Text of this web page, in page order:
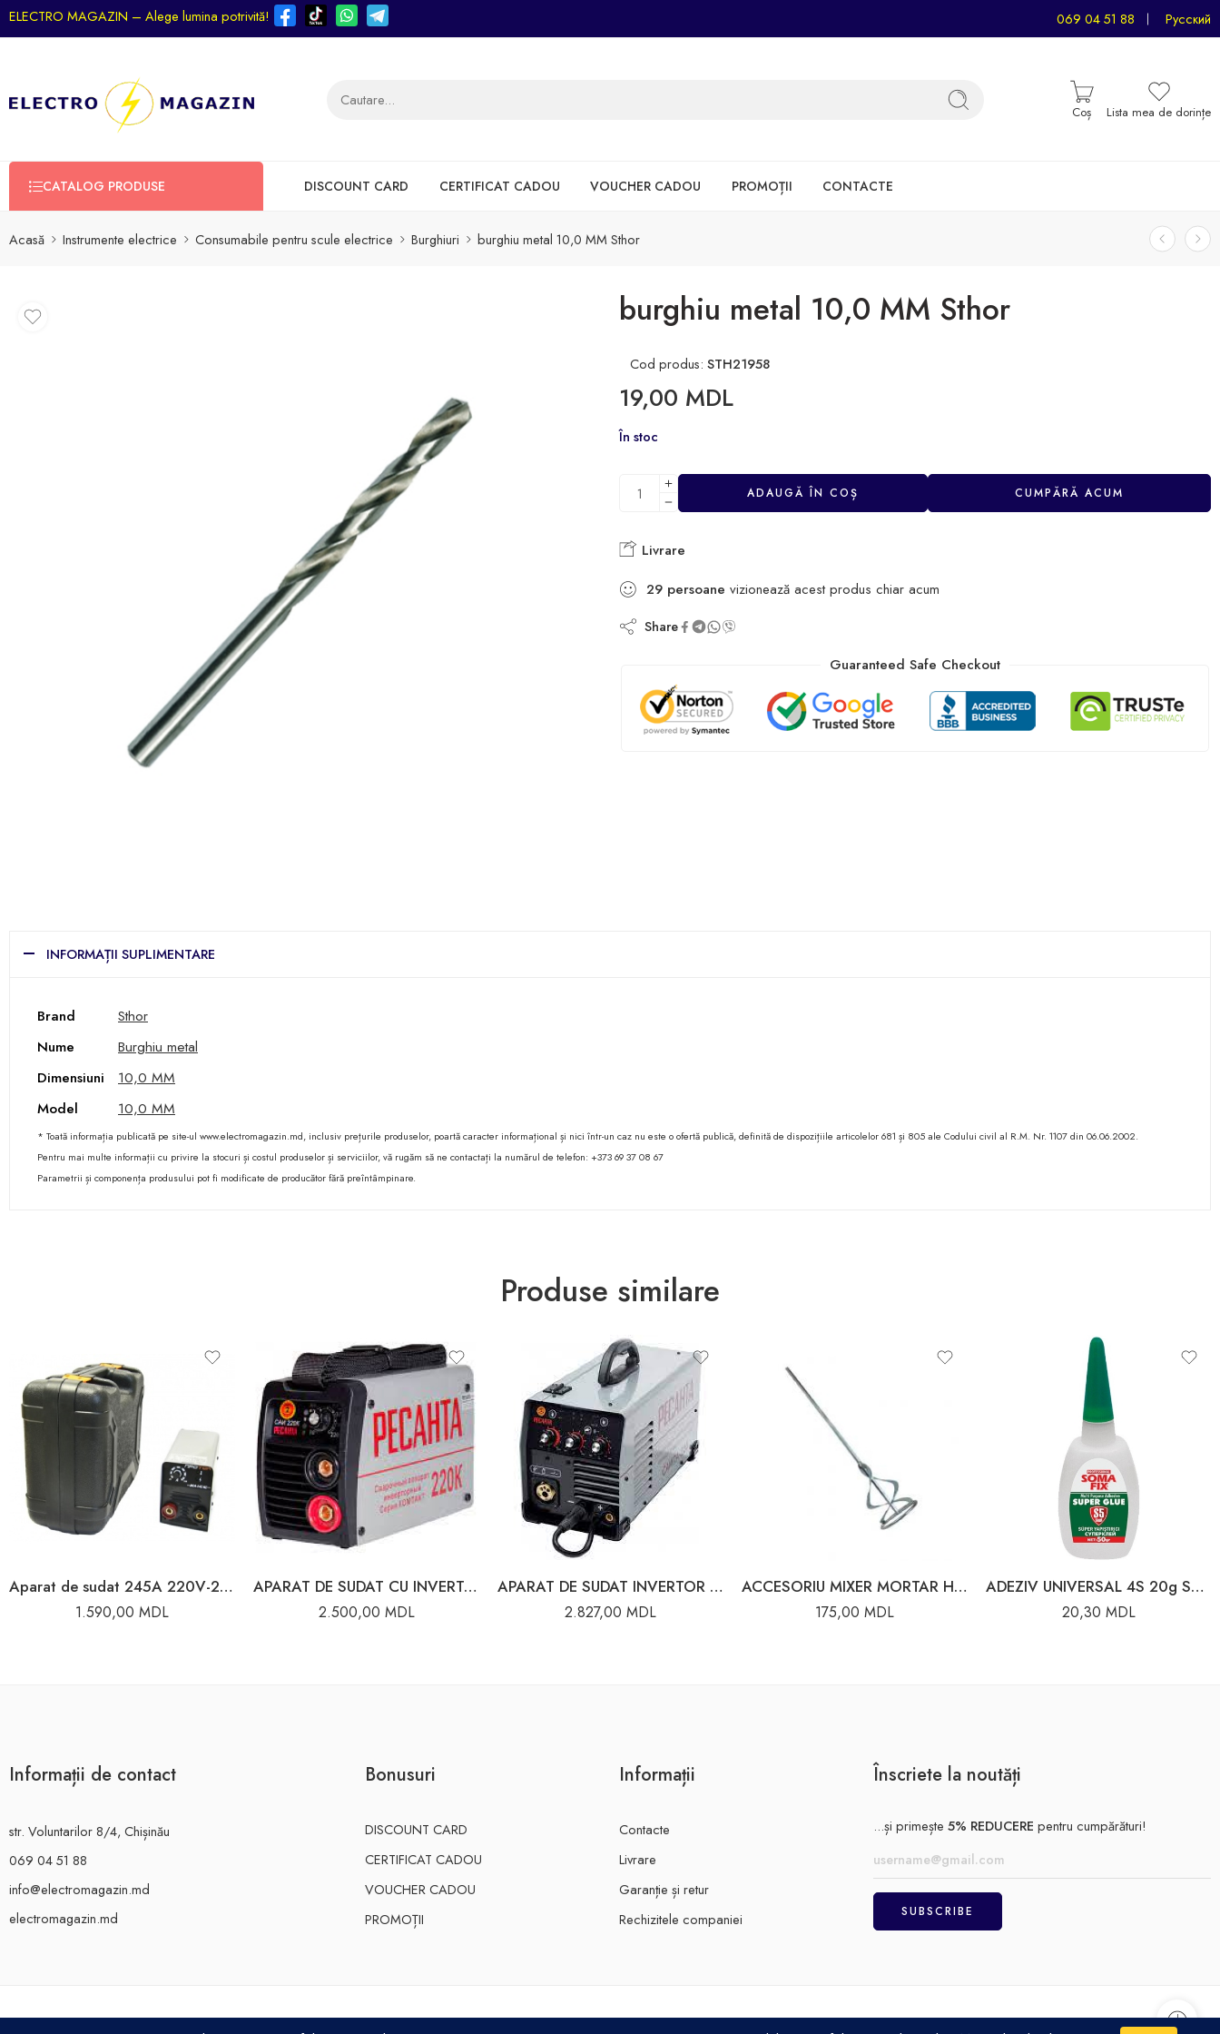
ELECTRO MAGAZIN – Alege lumina potrivită! 069 04 51 88 Русский
Coș Lista mea de dorințe
CATALOG PRODUSE DISCOUNT CARD CERTIFICAT CADOU VOUCHER CADOU PROMOȚII CONTACTE
Acasă Instrumente electrice Consumabile pentru scule electrice Burghiuri burghiu metal 10,0 MM Sthor
burghiu metal 10,0 MM Sthor
Cod produs: STH21958
19,00 MDL
În stoc
ADAUGĂ ÎN COȘ CUMPĂRĂ ACUM
Livrare
29 persoane vizionează acest produs chiar acum
Share
Guaranteed Safe Checkout
INFORMAȚII SUPLIMENTARE
Brand
Sthor
Nume
Burghiu metal
Dimensiuni
10,0 MM
Model
10,0 MM
* Toată informația publicată pe site-ul www.electromagazin.md, inclusiv prețurile produselor, poartă caracter informațional și nici într-un caz nu este o ofertă publică, definită de dispozițiile articolelor 681 și 805 ale Codului civil al R.M. Nr. 1107 din 06.06.2002.
Pentru mai multe informații cu privire la stocuri și costul produselor și serviciilor, vă rugăm să ne contactați la numărul de telefon: +373 69 37 08 67
Parametrii și componența produsului pot fi modificate de producător fără preîntâmpinare.
Produse similare
Aparat de sudat 245A 220V-240V Proton
1.590,00 MDL
APARAT DE SUDAT CU INVERTOR COMPACT 220A 65/37 RESANTA
2.500,00 MDL
APARAT DE SUDAT INVERTOR 220A RESANTA
2.827,00 MDL
ACCESORIU MIXER MORTAR HEXAGON 90X600MM EINHELL
175,00 MDL
ADEZIV UNIVERSAL 4S 20g SOMAFIX 80061
20,30 MDL
Informații de contact
str. Voluntarilor 8/4, Chișinău
069 04 51 88
info@electromagazin.md
electromagazin.md
Bonusuri
DISCOUNT CARD
CERTIFICAT CADOU
VOUCHER CADOU
PROMOȚII
Informații
Contacte
Livrare
Garanție și retur
Rechizitele companiei
Înscriete la noutăți
...și primește 5% REDUCERE pentru cumpărături!
ELECTRO MAGAZIN SRL© 2026 Achitare Politică de confidențialitate Termeni și condiții